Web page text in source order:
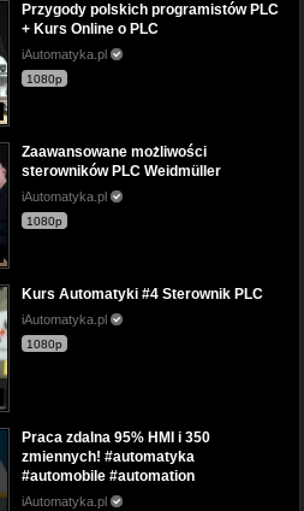
Przygody polskich programistów PLC
+ Kurs Online o PLC
iAutomatyka.pl
1080p
Zaawansowane możliwości
sterowników PLC Weidmüller
iAutomatyka.pl
1080p
Kurs Automatyki #4 Sterownik PLC
iAutomatyka.pl
1080p
Praca zdalna 95% HMI i 350
zmiennych! #automatyka
#automobile #automation
iAutomatyka.pl